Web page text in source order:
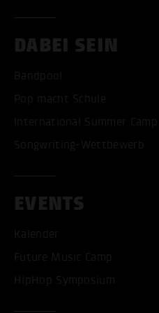
DABEI SEIN
Bandpool
Pop macht Schule
International Summer Camp
Songwriting-Wettbewerb
EVENTS
Kalender
Future Music Camp
HipHop Symposium